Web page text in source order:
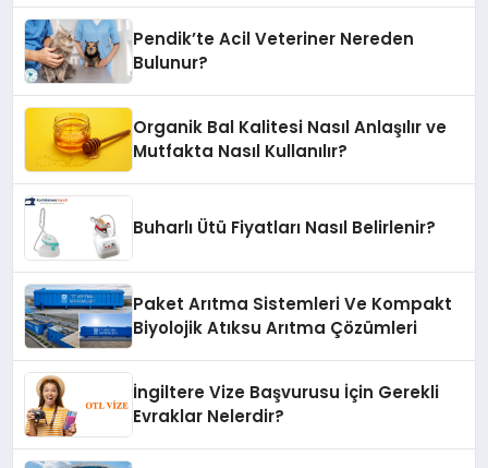
Pendik’te Acil Veteriner Nereden
Bulunur?
Organik Bal Kalitesi Nasıl Anlaşılır ve
Mutfakta Nasıl Kullanılır?
Buharlı Ütü Fiyatları Nasıl Belirlenir?
Paket Arıtma Sistemleri Ve Kompakt
Biyolojik Atıksu Arıtma Çözümleri
İngiltere Vize Başvurusu İçin Gerekli
Evraklar Nelerdir?